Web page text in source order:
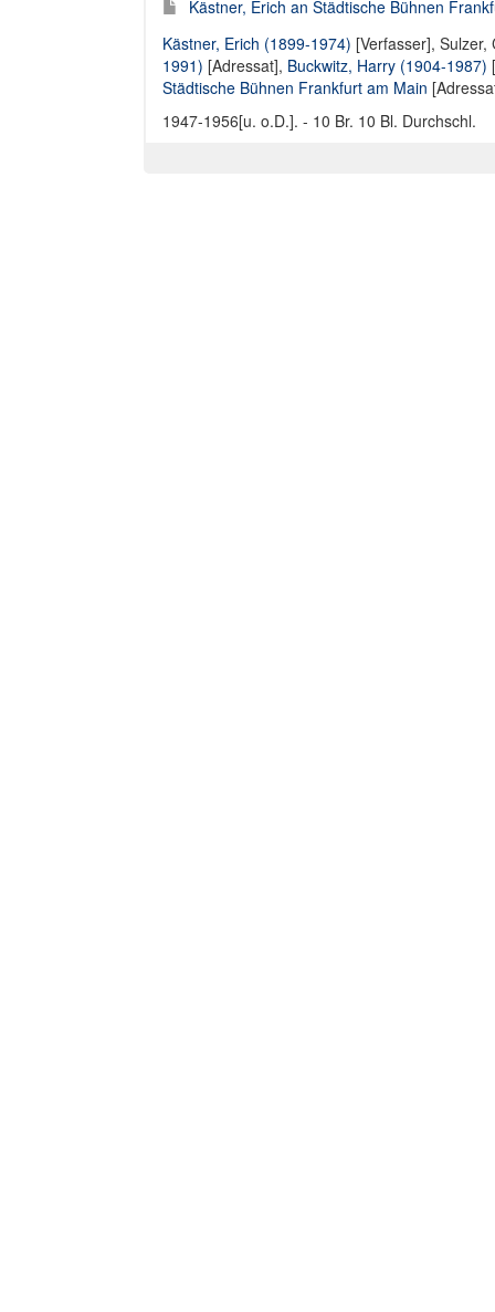
Kästner, Erich an Städtische Bühnen
Kästner, Erich (1899-1974) [Verfasser], Sulzer,
1991) [Adressat], Buckwitz, Harry (1904-1987)
Städtische Bühnen Frankfurt am Main
1947-1956[u. o.D.]. - 10 Br. 10 Bl. Durchschl.